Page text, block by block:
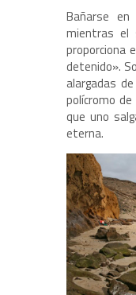
Bañarse en
mientras el
proporciona
detenido».
alargadas
polícromo de
que uno
eterna.